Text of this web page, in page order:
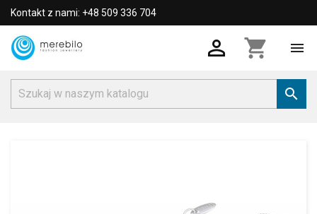
Kontakt z nami: +48 509 336 704
 shopping_cart 
